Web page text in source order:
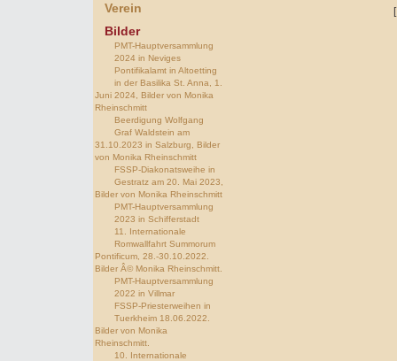
Verein
Bilder
PMT-Hauptversammlung
2024 in Neviges
Pontifikalamt in Altoetting
in der Basilika St. Anna, 1.
Juni 2024, Bilder von Monika
Rheinschmitt
Beerdigung Wolfgang
Graf Waldstein am
31.10.2023 in Salzburg, Bilder
von Monika Rheinschmitt
FSSP-Diakonatsweihe in
Gestratz am 20. Mai 2023,
Bilder von Monika Rheinschmitt
PMT-Hauptversammlung
2023 in Schifferstadt
11. Internationale
Romwallfahrt Summorum
Pontificum, 28.-30.10.2022.
Bilder Â© Monika Rheinschmitt.
PMT-Hauptversammlung
2022 in Villmar
FSSP-Priesterweihen in
Tuerkheim 18.06.2022.
Bilder von Monika
Rheinschmitt.
10. Internationale